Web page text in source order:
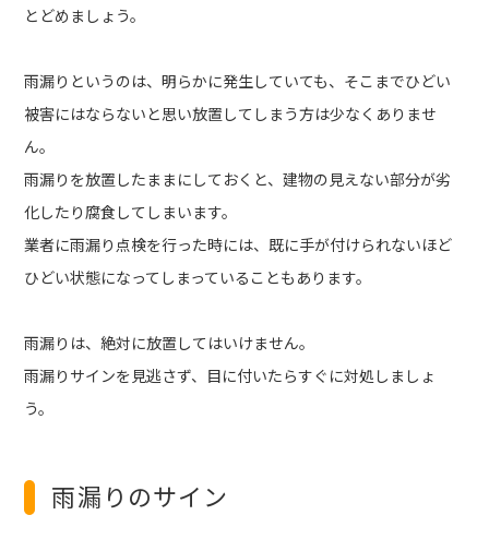
とどめましょう。
雨漏りというのは、明らかに発生していても、そこまでひどい
被害にはならないと思い放置してしまう方は少なくありませ
ん。
雨漏りを放置したままにしておくと、建物の見えない部分が劣
化したり腐食してしまいます。
業者に雨漏り点検を行った時には、既に手が付けられないほど
ひどい状態になってしまっていることもあります。
雨漏りは、絶対に放置してはいけません。
雨漏りサインを見逃さず、目に付いたらすぐに対処しましょ
う。
雨漏りのサイン